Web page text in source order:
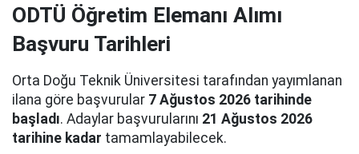
ODTÜ Öğretim Elemanı Alımı
Başvuru Tarihleri
Orta Doğu Teknik Üniversitesi tarafından yayımlanan
ilana göre başvurular 7 Ağustos 2026 tarihinde
başladı. Adaylar başvurularını 21 Ağustos 2026
tarihine kadar tamamlayabilecek.